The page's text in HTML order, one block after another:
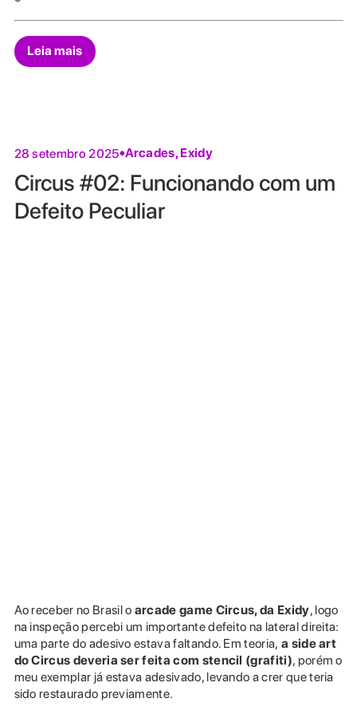
Leia mais
28 setembro 2025 Arcades,Exidy
Circus #02: Funcionando com um
Defeito Peculiar
Ao receber no Brasil o arcade game Circus, da Exidy, logo
na inspeção percebi um importante defeito na lateral direita:
uma parte do adesivo estava faltando. Em teoria, a side art
do Circus deveria ser feita com stencil (grafiti), porém o
meu exemplar já estava adesivado, levando a crer que teria
sido restaurado previamente.